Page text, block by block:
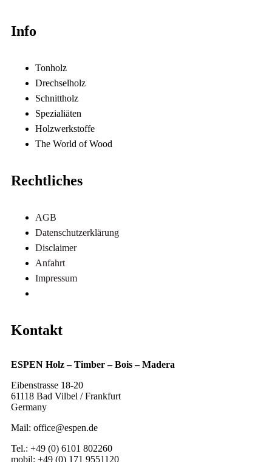
Info
Tonholz
Drechselholz
Schnittholz
Spezialiäten
Holzwerkstoffe
The World of Wood
Rechtliches
AGB
Datenschutzerklärung
Disclaimer
Anfahrt
Impressum
Kontakt
ESPEN Holz – Timber – Bois – Madera
Eibenstrasse 18-20
61118 Bad Vilbel / Frankfurt
Germany
Mail: office@espen.de
Tel.: +49 (0) 6101 802260
mobil: +49 (0) 171 9551120